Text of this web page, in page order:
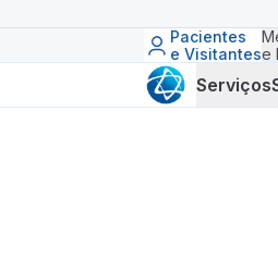
Pacientes
e Visitantese
Serviços